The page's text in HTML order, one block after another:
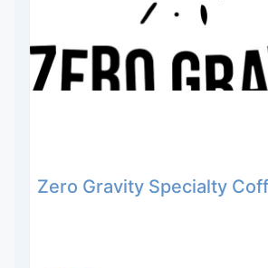
Zero Gravity Specialty